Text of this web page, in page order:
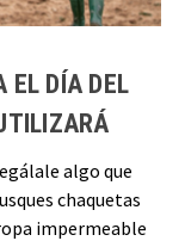
EL DÍA DEL
algo que
chaquetas
impermeable